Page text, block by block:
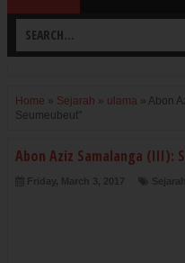
Home » Sejarah » ulama » Abon
Seumeubeut"
Abon Aziz Samalanga (III):